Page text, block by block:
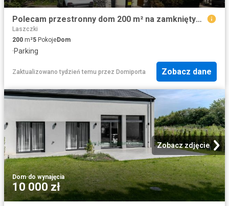
Polecam przestronny dom 200 m² na zamkniętym osiedlu Falenty Nowe
Laszczki
200 m²5 PokojeDom
·Parking
Zaktualizowano tydzień temu przez Domiporta Zobacz dane
Zobacz zdjęcie
Dom·do wynajęcia
10 000 zł